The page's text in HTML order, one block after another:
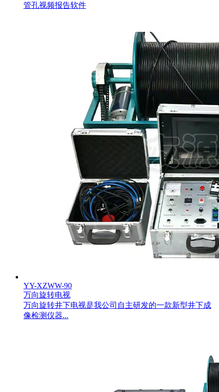
管孔视频报告软件
YY-XZWW-90
万向旋转电视
万向旋转井下电视是我公司自主研发的一款新型井下成
像检测仪器...